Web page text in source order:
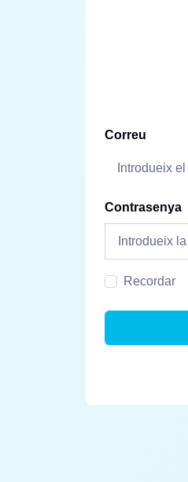
Correu
Contrasenya
Recordar